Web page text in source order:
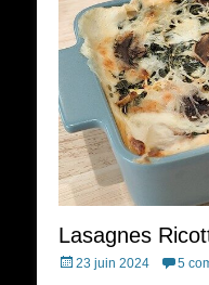
Lasagnes
Posted
23 juin 2024 5